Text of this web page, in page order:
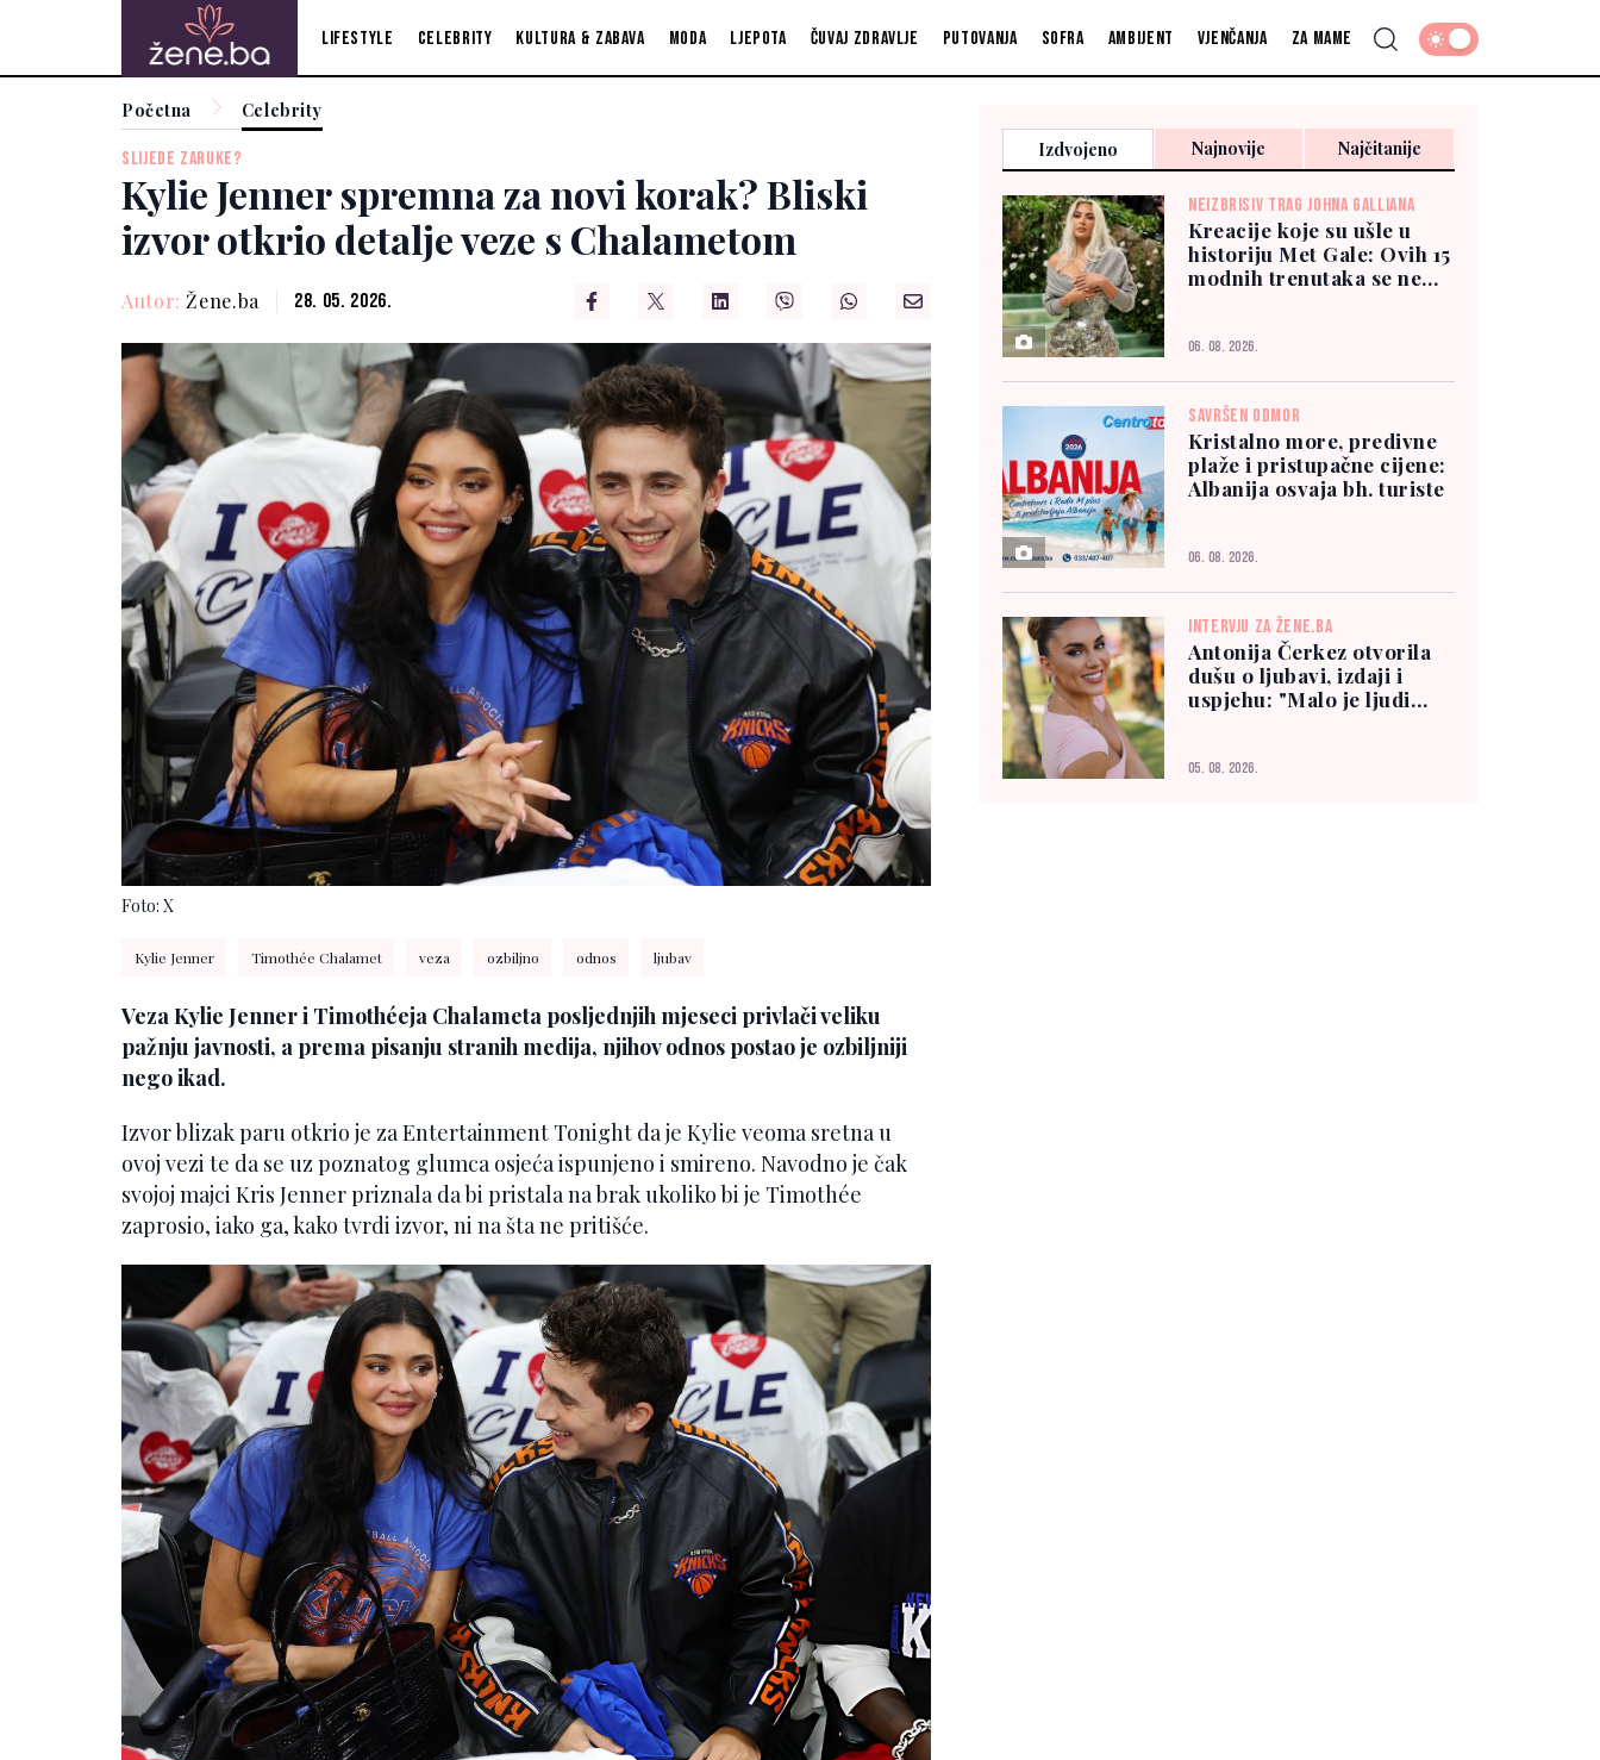
Lifestyle Celebrity Kultura & zabava Moda Ljepota Čuvaj zdravlje Putovanja Sofra Ambijent Vjenčanja Za mame
Početna Celebrity
SLIJEDE ZARUKE?
Kylie Jenner spremna za novi korak? Bliski
izvor otkrio detalje veze s Chalametom
Autor: Žene.ba 28. 05. 2026.
Foto: X
Kylie Jenner Timothée Chalamet veza ozbiljno odnos ljubav
Veza Kylie Jenner i Timothéeja Chalameta posljednjih mjeseci privlači veliku
pažnju javnosti, a prema pisanju stranih medija, njihov odnos postao je ozbiljniji
nego ikad.
Izvor blizak paru otkrio je za Entertainment Tonight da je Kylie veoma sretna u
ovoj vezi te da se uz poznatog glumca osjeća ispunjeno i smireno. Navodno je čak
svojoj majci Kris Jenner priznala da bi pristala na brak ukoliko bi je Timothée
zaprosio, iako ga, kako tvrdi izvor, ni na šta ne pritišće.
Izdvojeno Najnovije Najčitanije
NEIZBRISIV TRAG JOHNA GALLIANA
Kreacije koje su ušle u
historiju Met Gale: Ovih 15
modnih trenutaka se ne
06. 08. 2026.
SAVRŠEN ODMOR
Kristalno more, predivne
plaže i pristupačne cijene:
Albanija osvaja bh. turiste
06. 08. 2026.
INTERVJU ZA ŽENE.BA
Antonija Čerkez otvorila
dušu o ljubavi, izdaji i
uspjehu: "Malo je ljudi
05. 08. 2026.